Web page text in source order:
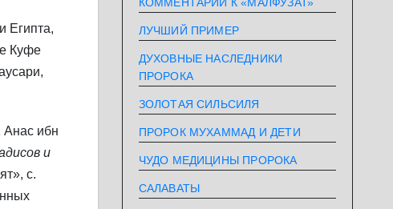
Египта,
Куфе
Анас ибн
и
с.
ЛУЧШИЙ ПРИМЕР
ДУХОВНЫЕ НАСЛЕДНИКИ
ПРОРОКА
ЗОЛОТАЯ СИЛЬСИЛЯ
ПРОРОК МУХАММАД И ДЕТИ
ЧУДО МЕДИЦИНЫ ПРОРОКА
САЛАВАТЫ